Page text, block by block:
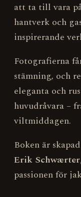
att ta till vara
hantverk och
inspirerande
Fotografierna
stämning, och
eleganta och
huvudråvara –
viltmiddagen.
Boken är
Erik Schwærter
passionen för